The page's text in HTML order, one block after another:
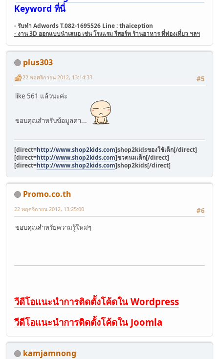
Keyword ที่นี่
- รับทำ Adwords T.082-1695526 Line : thaiception
- งาน 3D ออกแบบนำเสนอ เช่น โรงแรม รีสอร์ท ร้านอาหาร ที่ท่องเที่ยว ฯลฯ
plus303
#5
22 พฤศจิกายน 2012, 13:14:33
like 561 แล้วนะค่ะ
ขอบคุณสำหรับข้อมูลค่า...
[direct=http://www.shop2kids.com]shop2kidsของใช้เด็ก[/direct]
[direct=http://www.shop2kids.com]ขวดนมเด็ก[/direct]
[direct=http://www.shop2kids.com]shop2kids[/direct]
Promo.co.th
#6
22 พฤศจิกายน 2012, 13:25:00
ขอบคุณสำหรัยความรู้ใหม่ๆ
วีดีโอแนะนำการติดตั้งโค้ดใน Wordpress
วีดีโอแนะนำการติดตั้งโค้ดใน Joomla
kamjamnong